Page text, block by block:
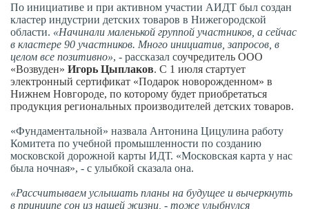
По инициативе и при активном участии АИДТ был создан
кластер индустрии детских товаров в Нижегородской
области. «Начинали маленькой группой участников, а сейчас
в кластере 90 участников. Много инициатив, запросов, в
целом все позитивно», - рассказал соучредитель ООО
«Возвуден» Игорь Цыплаков. С 1 июля стартует
электронный сертификат «Подарок новорожденном» в
Нижнем Новгороде, по которому будет приобретаться
продукция региональных производителей детских товаров.
«Фундаментальной» назвала Антонина Цицулина работу
Комитета по учебной промышленности по созданию
московской дорожной карты ИДТ. «Московская карта у нас
была ночная», - с улыбкой сказала она.
«Рассчитываем услышать планы на будущее и вычеркнуть
в принципе сон из нашей жизни, - тоже улыбнулся